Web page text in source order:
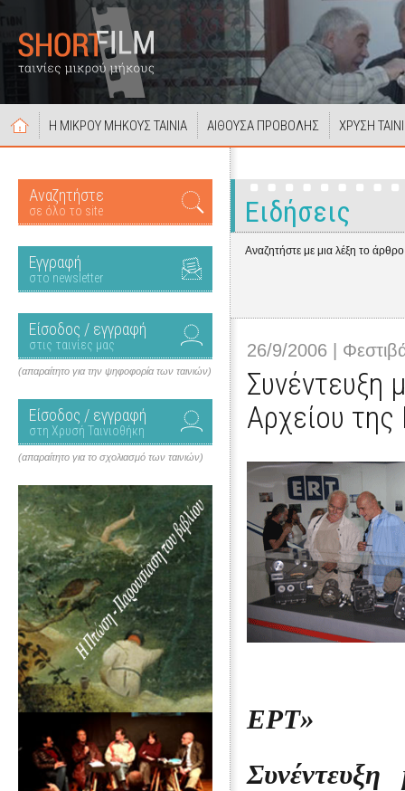
Η ΜΙΚΡΟΥ ΜΗΚΟΥΣ ΤΑΙΝΙΑ ΑΙΘΟΥΣΑ ΠΡΟΒΟΛΗΣ ΧΡΥΣΗ
Αναζητήστε
σε όλο το site
Εγγραφή
στο newsletter
Είσοδος / εγγραφή
στις ταινίες μας
(απαραίτητο για την ψηφοφορία των ταινιών)
Είσοδος / εγγραφή
στη Χρυσή Ταινιοθήκη
(απαραίτητο για το σχολιασμό των ταινιών)
Ειδήσεις
Αναζητήστε με μια λέξη το
26/9/2006 |
Συνέντευξη
Αρχείου
ΕΡΤ»